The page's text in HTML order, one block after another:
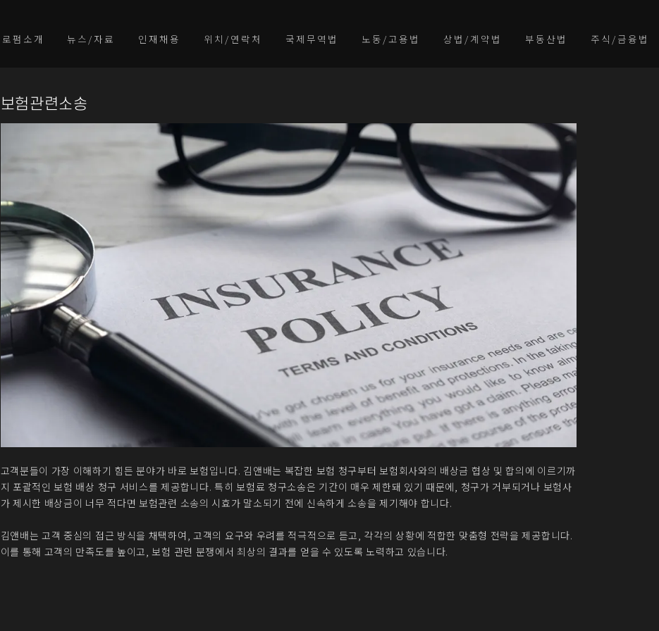
로펌소개 뉴스/자료 인재채용 위치/연락처 국제무역법 노동/고용법 상법/계약법 부동산법 주식/금융법
보험관련소송
고객분들이 가장 이해하기 힘든 분야가 바로 보험입니다. 김앤배는 복잡한 보험 청구부터 보험회사와의 배상금 협상 및 합의에 이르기까
지 포괄적인 보험 배상 청구 서비스를 제공합니다. 특히 보험료 청구소송은 기간이 매우 제한돼 있기 때문에, 청구가 거부되거나 보험사
가 제시한 배상금이 너무 적다면 보험관련 소송의 시효가 말소되기 전에 신속하게 소송을 제기해야 합니다.
김앤배는 고객 중심의 접근 방식을 채택하여, 고객의 요구와 우려를 적극적으로 듣고, 각각의 상황에 적합한 맞춤형 전략을 제공합니다.
이를 통해 고객의 만족도를 높이고, 보험 관련 분쟁에서 최상의 결과를 얻을 수 있도록 노력하고 있습니다.